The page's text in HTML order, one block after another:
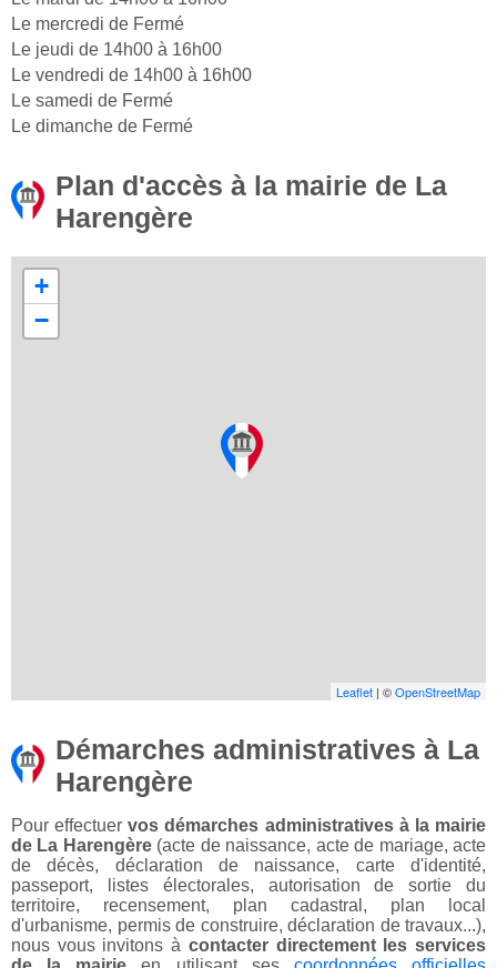
Le mercredi de Fermé
Le jeudi de 14h00 à 16h00
Le vendredi de 14h00 à 16h00
Le samedi de Fermé
Le dimanche de Fermé
Plan d'accès à la mairie de La
Harengère
+
−
Leaflet | ©OpenStreetMap
Démarches administratives à La
Harengère
Pour effectuervos démarches administratives à la mairie
de La Harengère(acte de naissance, acte de mariage, acte
de décès, déclaration de naissance, carte d'identité,
passeport, listes électorales, autorisation de sortie du
territoire, recensement, plan cadastral, plan local
d'urbanisme, permis de construire, déclaration de travaux...),
nous vous invitons à contacter directement les services